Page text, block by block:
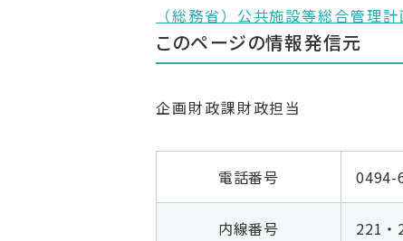
（総務省）公共施設等総合管理
このページの情報発信元
企画財政課財政担当
電話番号 0494-
内線番号 221・